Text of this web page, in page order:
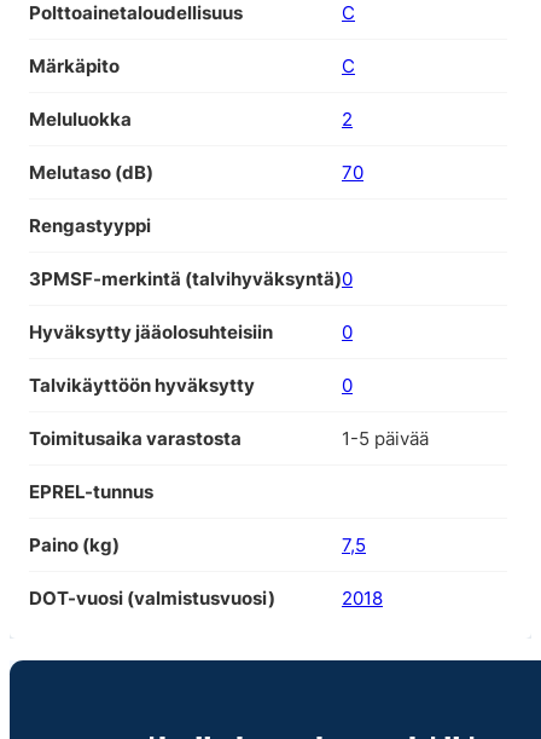
Polttoainetaloudellisuus C
Märkäpito C
Meluluokka 2
Melutaso (dB) 70
Rengastyyppi
3PMSF-merkintä (talvihyväksyntä)0
Hyväksytty jääolosuhteisiin 0
Talvikäyttöön hyväksytty 0
Toimitusaika varastosta 1-5 päivää
EPREL-tunnus
Paino (kg) 7,5
DOT-vuosi (valmistusvuosi) 2018